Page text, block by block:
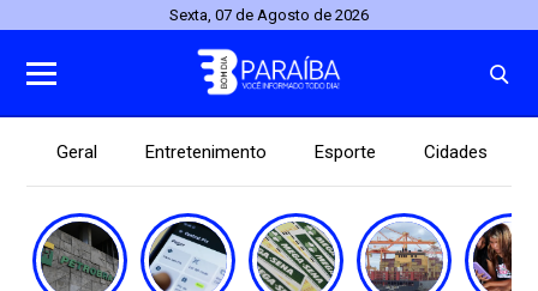
Sexta, 07 de Agosto de 2026
Geral Entretenimento Esporte Cidades